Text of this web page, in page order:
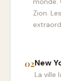
Zion.
New
La ville